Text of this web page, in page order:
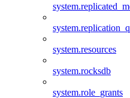
system.resources
system.rocksdb
system.role_grants